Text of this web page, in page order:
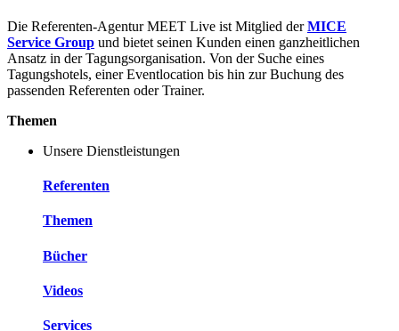
Die Referenten-Agentur MEET Live ist Mitglied derMICE
Service Group und bietet seinen Kunden einen ganzheitlichen
Ansatz in der Tagungsorganisation. Von der Suche eines
Tagungshotels, einer Eventlocation bis hin zur Buchung des
passenden Referenten oder Trainer.
Themen
Unsere Dienstleistungen
Referenten
Themen
Bücher
Videos
Services